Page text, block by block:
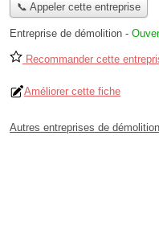
📞 Appeler cette entreprise
Entreprise de démolition -
Recommander cette
Améliorer cette fiche
Autres entreprises de